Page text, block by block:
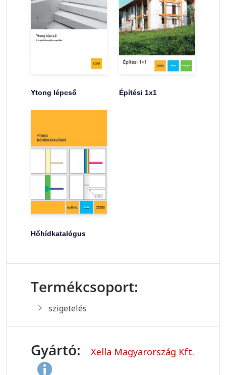
Ytong lépcső Építési 1x1
Hőhídkatalógus
Termékcsoport:
szigetelés
Gyártó: Xella Magyarország Kft.